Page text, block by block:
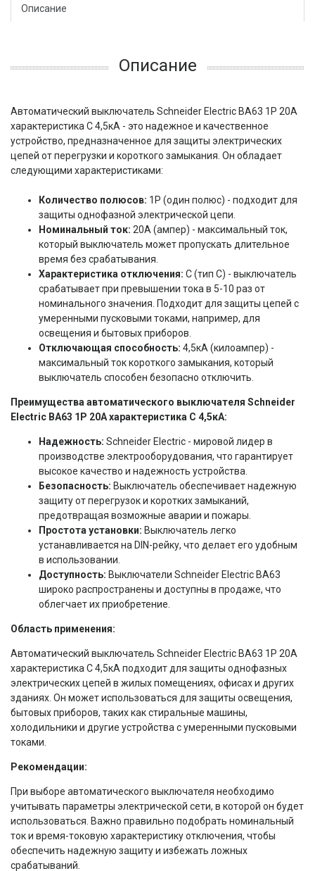
Описание
Описание
Автоматический выключатель Schneider Electric ВА63 1P 20A
характеристика C 4,5кА - это надежное и качественное
устройство, предназначенное для защиты электрических
цепей от перегрузки и короткого замыкания. Он обладает
следующими характеристиками:
Количество полюсов: 1P (один полюс) - подходит для
защиты однофазной электрической цепи.
Номинальный ток: 20A (ампер) - максимальный ток,
который выключатель может пропускать длительное
время без срабатывания.
Характеристика отключения: C (тип C) - выключатель
срабатывает при превышении тока в 5-10 раз от
номинального значения. Подходит для защиты цепей с
умеренными пусковыми токами, например, для
освещения и бытовых приборов.
Отключающая способность: 4,5кА (килоампер) -
максимальный ток короткого замыкания, который
выключатель способен безопасно отключить.
Преимущества автоматического выключателя Schneider
Electric ВА63 1P 20A характеристика C 4,5кА:
Надежность: Schneider Electric - мировой лидер в
производстве электрооборудования, что гарантирует
высокое качество и надежность устройства.
Безопасность: Выключатель обеспечивает надежную
защиту от перегрузок и коротких замыканий,
предотвращая возможные аварии и пожары.
Простота установки: Выключатель легко
устанавливается на DIN-рейку, что делает его удобным
в использовании.
Доступность: Выключатели Schneider Electric ВА63
широко распространены и доступны в продаже, что
облегчает их приобретение.
Область применения:
Автоматический выключатель Schneider Electric ВА63 1P 20A
характеристика C 4,5кА подходит для защиты однофазных
электрических цепей в жилых помещениях, офисах и других
зданиях. Он может использоваться для защиты освещения,
бытовых приборов, таких как стиральные машины,
холодильники и другие устройства с умеренными пусковыми
токами.
Рекомендации:
При выборе автоматического выключателя необходимо
учитывать параметры электрической сети, в которой он будет
использоваться. Важно правильно подобрать номинальный
ток и время-токовую характеристику отключения, чтобы
обеспечить надежную защиту и избежать ложных
срабатываний.